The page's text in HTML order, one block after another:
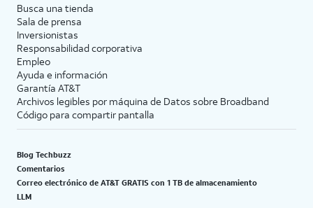
Busca una tienda
Sala de prensa
Inversionistas
Responsabilidad corporativa
Empleo
Ayuda e información
Garantía AT&T
Archivos legibles por máquina de Datos sobre Broadband
Código para compartir pantalla
Blog Techbuzz
Comentarios
Correo electrónico de AT&T GRATIS con 1 TB de almacenamiento
LLM